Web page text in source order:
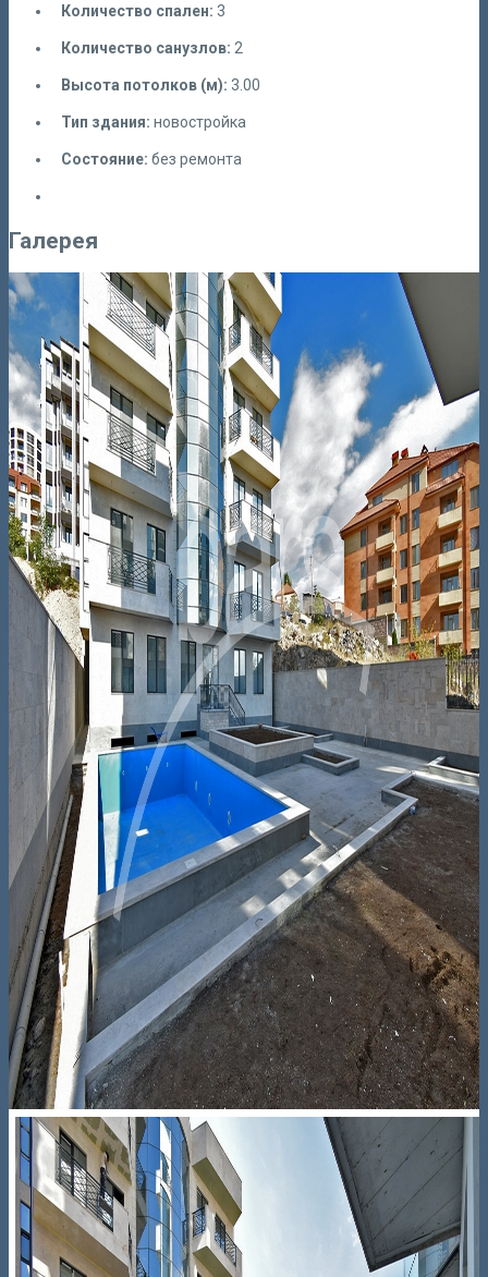
Количество спален: 3
Количество санузлов: 2
Высота потолков (м): 3.00
Тип здания: новостройка
Состояние: без ремонта
Галерея